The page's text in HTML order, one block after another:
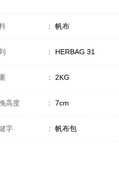
： 帆布
： HERBAG 31
： 2KG
高度 ： 7cm
字 ： 帆布包